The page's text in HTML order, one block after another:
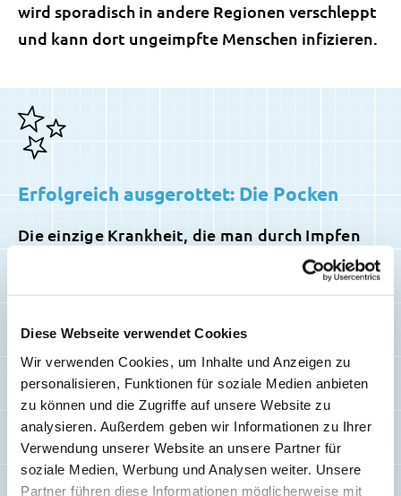
Diese Webseite verwendet Cookies
Wir verwenden Cookies, um Inhalte und Anzeigen zu
personalisieren, Funktionen für soziale Medien anbieten
zu können und die Zugriffe auf unsere Website zu
analysieren. Außerdem geben wir Informationen zu Ihrer
Verwendung unserer Website an unsere Partner für
soziale Medien, Werbung und Analysen weiter. Unsere
Partner führen diese Informationen möglicherweise mit
wird sporadisch in andere Regionen verschleppt
und kann dort ungeimpfte Menschen infizieren.
Erfolgreich ausgerottet: Die Pocken
Die einzige Krankheit, die man durch Impfen
schon vollständig ausrotten konnte, sind die
Pocken. Diese Viruskrankheit kostete in den
vergangenen Jahrhunderten Millionen von
Menschenleben.
In den 60er und 70er Jahren des 20.
Jahrhunderts wurden Menschen auf der
ganzen Welt gegen Pocken geimpft. Den
letzten Pockenkranken gab es 1977. Danach,
im Jahr 1980, erklärte die
Weltgesundheitsorganisation die Pocken für